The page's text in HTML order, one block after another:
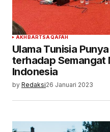
AKHBARTSAQAFAH
Ulama Tunisia
terhadap Semangat
Indonesia
by Redaksi26 Januari 2023